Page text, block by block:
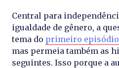
Central para
igualdade de gênero, a
tema do primeiro episódio
mas permeia também as
seguintes. Isso porque a